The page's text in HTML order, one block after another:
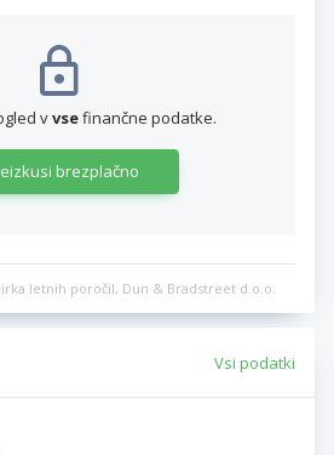
vvsefinančne podatke.
brezplačno
letnih poročil, Dun & Bradstreet d.o.o.
Vsi podatki